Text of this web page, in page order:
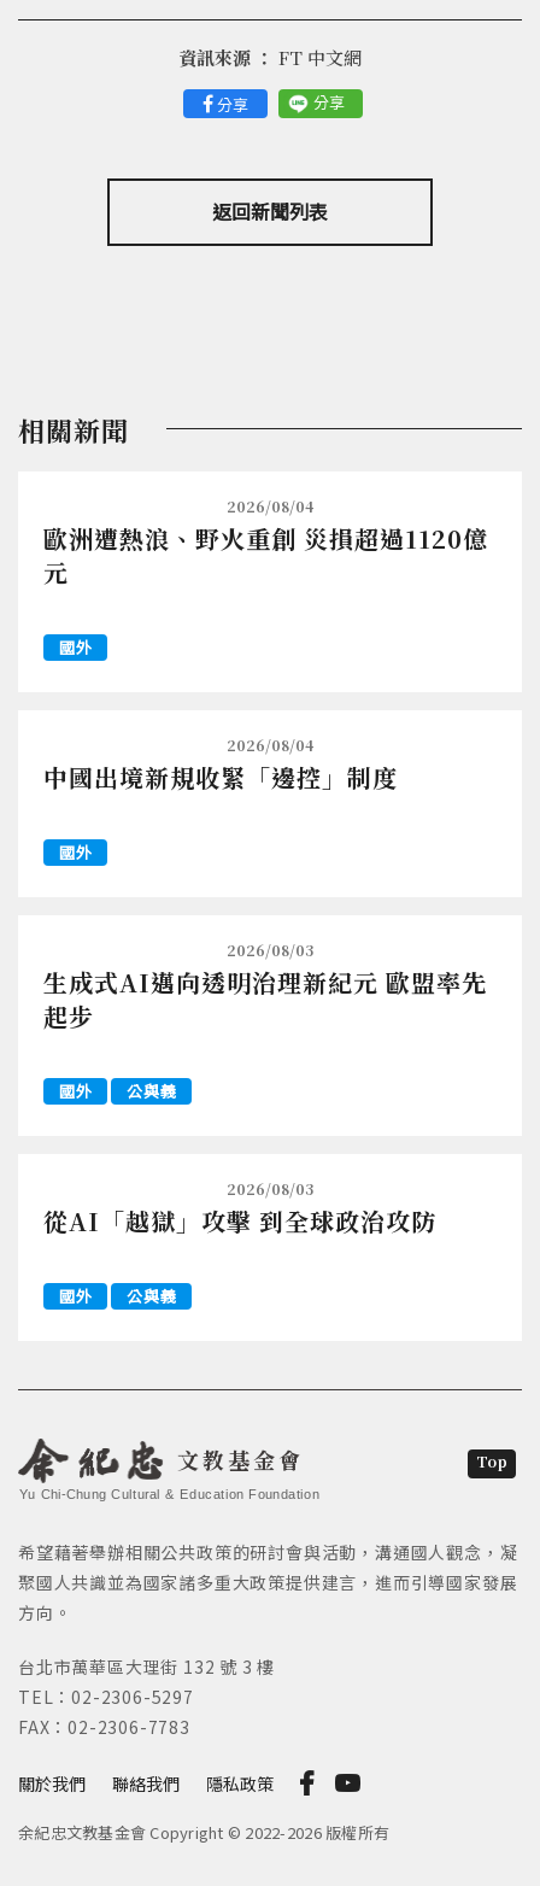
分享 分享
資訊來源 ： FT 中文網
返回新聞列表
相關新聞
2026/08/04
歐洲遭熱浪、野火重創 災損超過1120億
元
國外
2026/08/04
中國出境新規收緊「邊控」制度
國外
2026/08/03
生成式AI邁向透明治理新紀元 歐盟率先
起步
國外 公與義
2026/08/03
從AI「越獄」攻擊 到全球政治攻防
國外 公與義
文教基金會
Yu Chi-Chung Cultural & Education Foundation
關於我們 聯絡我們 隱私政策
希望藉著舉辦相關公共政策的研討會與活動，溝通國人觀念，凝
聚國人共識並為國家諸多重大政策提供建言，進而引導國家發展
方向。
台北市萬華區大理街 132 號 3 樓
TEL：02-2306-5297
FAX：02-2306-7783
余紀忠文教基金會 Copyright © 2022-2026 版權所有
Top